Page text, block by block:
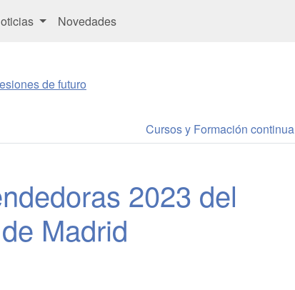
Novedades
de futuro
Cursos y Formación continua
2023 del
Madrid